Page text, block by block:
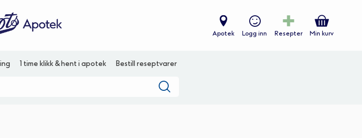
Apotek Logg inn Resepter Min kurv
1 time klikk & hent i apotek Bestill reseptvarer